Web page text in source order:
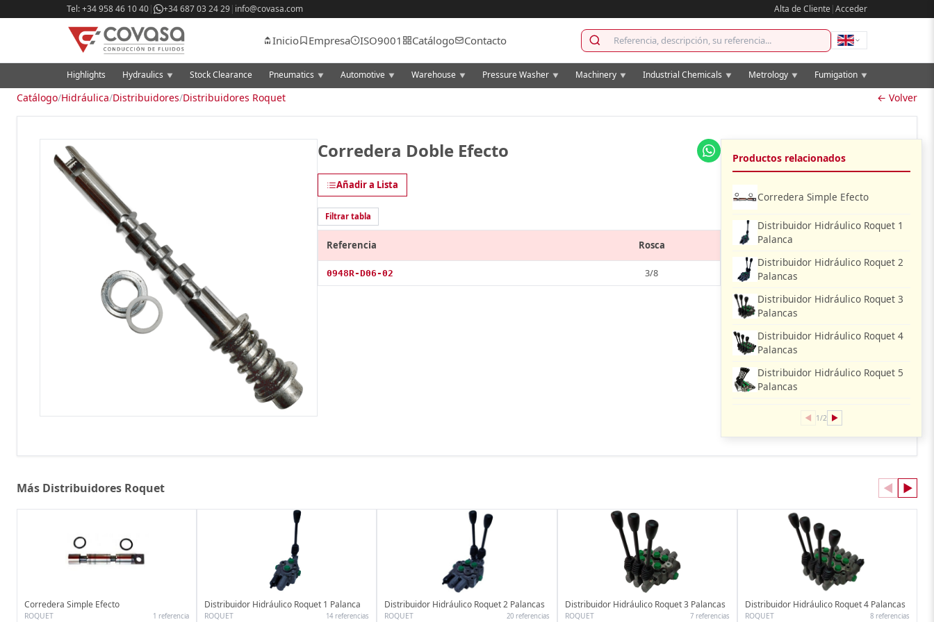
Tel: +34 958 46 10 40| +34 687 03 24 29| info@covasa.com Alta de Cliente|Acceder
Inicio Empresa ISO9001 Catálogo Contacto
Highlights Hydraulics ▼ Stock Clearance Pneumatics ▼ Automotive ▼ Warehouse ▼ Pressure Washer ▼ Machinery ▼ Industrial Chemicals ▼ Metrology ▼ Fumigation ▼
Catálogo/Hidráulica/Distribuidores/Distribuidores Roquet ← Volver
Corredera Doble Efecto
Añadir a Lista
Filtrar tabla
Referencia Rosca
0948R-D06-02 3/8
Productos relacionados
Corredera Simple Efecto
Distribuidor Hidráulico Roquet 1
Palanca
Distribuidor Hidráulico Roquet 2
Palancas
Distribuidor Hidráulico Roquet 3
Palancas
Distribuidor Hidráulico Roquet 4
Palancas
Distribuidor Hidráulico Roquet 5
Palancas
◀ 1/2 ▶
Más Distribuidores Roquet ◀ ▶
Corredera Simple Efecto
ROQUET 1 referencia
Distribuidor Hidráulico Roquet 1 Palanca
ROQUET 14 referencias
Distribuidor Hidráulico Roquet 2 Palancas
ROQUET 20 referencias
Distribuidor Hidráulico Roquet 3 Palancas
ROQUET 7 referencias
Distribuidor Hidráulico Roquet 4 Palancas
ROQUET 8 referencias